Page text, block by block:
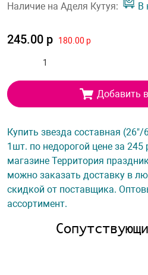
Наличие на Аделя Кутуя:
В
245.00 р 180.00 р
Добавить
Купить звезда составная
1шт. по недорогой цене за 245
магазине Территория
можно заказать доставку в
скидкой от поставщика.
ассортимент.